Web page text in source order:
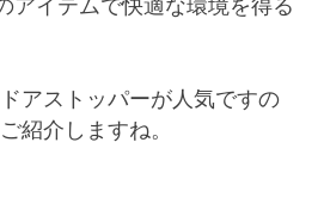
アイテムで快適な環境を得る
アストッパーが人気ですの
紹介しますね。